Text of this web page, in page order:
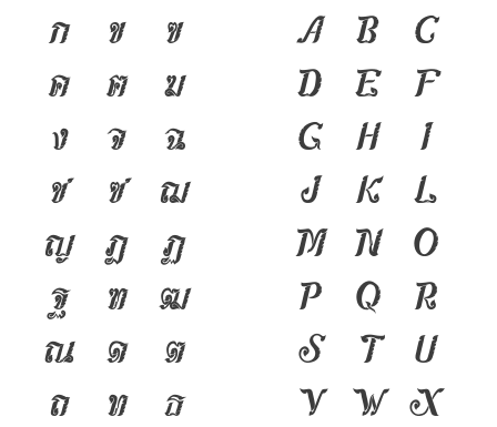
ก ข
ฃ
ค
ฅ
ฆ
ง
จ
ฉ
ช
ซ
ฌ
ญ ฎ
ฏ
ฐ
ฑ
ฒ
ณ
ด
ต
ถ
ท
ธ
A B
C
D
E
F
G
H
I
J
K
L
M N
O
P
Q
R
S
T
U
V W X